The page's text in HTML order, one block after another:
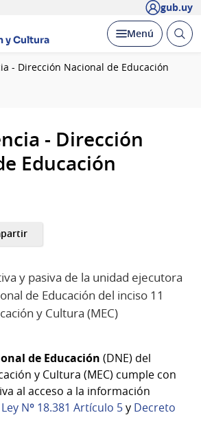
gub.uy
y Cultura
Desplegar
Menú Abrir
- Dirección Nacional de Educación
- Dirección
Educación
y pasiva de la unidad ejecutora
de Educación del inciso 11
y Cultura (MEC)
de Educación (DNE) del
y Cultura (MEC) cumple con
al acceso a la información
Ley Nº 18.381 Artículo 5y Decreto